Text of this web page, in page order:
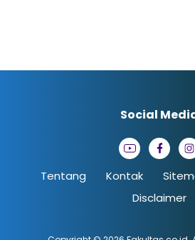
Tentang Kontak
Disclaimer
Social